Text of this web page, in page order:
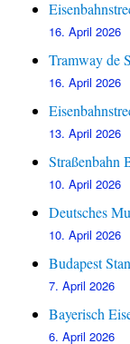
16. April 2026
Tramway de
16. April 2026
13. April 2026
Straßenbahn
10. April 2026
Deutsches
10. April 2026
Budapest
7. April 2026
Bayerisch
6. April 2026